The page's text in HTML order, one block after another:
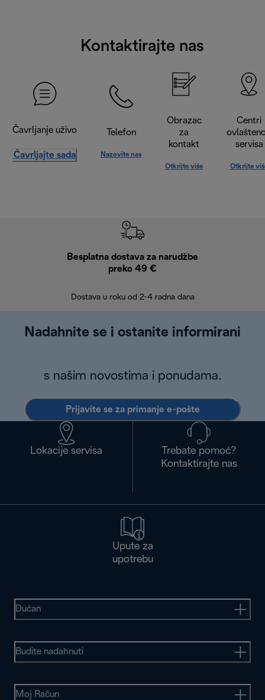
Kontaktirajte nas
Čavrljanje uživo
Čavrljajte sada
Telefon
Nazovite nas
Obrazac
za
kontakt
Otkrijte više
Centri
servisa
Otkrijte
Besplatna dostava za narudžbe
preko 49 €
Dostava u roku od 2-4 radna dana
Nadahnite se i ostanite informirani
s našim novostima i ponudama.
Prijavite se za primanje e-pošte
Lokacije servisa
Trebate pomoć?
Kontaktirajte nas
Upute za
upotrebu
Dućan
Budite nadahnuti
Moj Račun